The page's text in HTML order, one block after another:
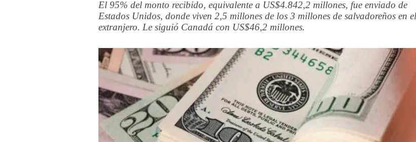
El 95% del monto recibido, equivalente a US$4.842,2 millones, fue enviado de
Estados Unidos, donde viven 2,5 millones de los 3 millones de salvadoreños en el
extranjero. Le siguió Canadá con US$46,2 millones.